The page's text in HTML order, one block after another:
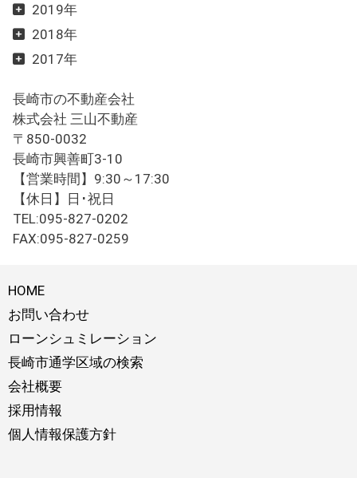
2019年
2018年
2017年
長崎市の不動産会社
株式会社 三山不動産
〒850-0032
長崎市興善町3-10
【営業時間】9:30～17:30
【休日】日･祝日
TEL:095-827-0202
FAX:095-827-0259
HOME
お問い合わせ
ローンシュミレーション
長崎市通学区域の検索
会社概要
採用情報
個人情報保護方針